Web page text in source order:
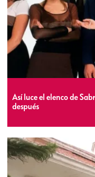
Así luce el elenco de
después